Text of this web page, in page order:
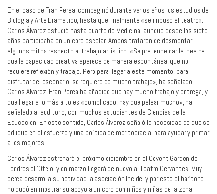
En el caso de Fran Perea, compaginó durante varios años los estudios de
Biología y Arte Dramático, hasta que finalmente «se impuso el teatro».
Carlos Álvarez estudió hasta cuarto de Medicina, aunque desde los siete
años participaba en un coro escolar. Ambos trataron de desmontar
algunos mitos respecto al trabajo artístico. «Se pretende dar la idea de
que la capacidad creativa aparece de manera espontánea, que no
requiere reflexión y trabajo. Pero para llegar a este momento, para
disfrutar del escenario, se requiere de mucho trabajo», ha señalado
Carlos Álvarez. Fran Perea ha añadido que hay mucho trabajo y entrega, y
que llegar a lo más alto es «complicado, hay que pelear mucho», ha
señalado al auditorio, con muchos estudiantes de Ciencias de la
Educación. En este sentido, Carlos Álvarez señaló la necesidad de que se
eduque en el esfuerzo y una política de meritocracia, para ayudar y primar
a los mejores.
Carlos Álvarez estrenará el próximo diciembre en el Covent Garden de
Londres el 'Otelo' y en marzo llegará de nuevo al Teatro Cervantes. Muy
cerca desarrolla su actividad la asociación Incide, y por esto el barítono
no dudó en mostrar su apoyo a un coro con niños y niñas de la zona.